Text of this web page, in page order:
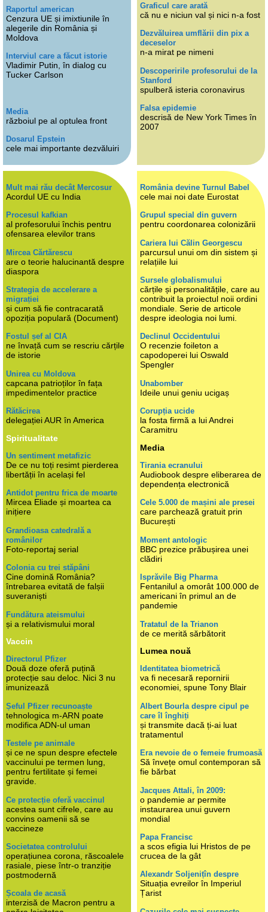
Raportul american
Cenzura UE și imixtiunile în
alegerile din România și
Moldova
Interviul care a făcut istorie
Vladimir Putin, în dialog cu
Tucker Carlson
Media
războiul pe al optulea front
Dosarul Epstein
cele mai importante dezvăluiri
Graficul care arată
că nu e niciun val și nici n-a fost
Dezvăluirea umflării din pix a
deceselor
n-a mirat pe nimeni
Descoperirile profesorului de la
Stanford
spulberă isteria coronavirus
Falsa epidemie
descrisă de New York Times în
2007
Mult mai rău decât Mercosur
Acordul UE cu India
Procesul kafkian
al profesorului închis pentru
ofensarea elevilor trans
Mircea Cărtărescu
are o teorie halucinantă despre
diaspora
Strategia de accelerare a
migrației
și cum să fie contracarată
opoziția populară (Document)
Fostul șef al CIA
ne învață cum se rescriu cărțile
de istorie
Unirea cu Moldova
capcana patrioților în fața
impedimentelor practice
Rătăcirea
delegației AUR în America
Spiritualitate
Un sentiment metafizic
De ce nu toți resimt pierderea
libertății în același fel
Antidot pentru frica de moarte
Mircea Eliade și moartea ca
inițiere
Grandioasa catedrală a
românilor
Foto-reportaj serial
Colonia cu trei stăpâni
Cine domină România?
întrebarea evitată de falșii
suveraniști
Fundătura ateismului
și a relativismului moral
Vaccin
Directorul Pfizer
Două doze oferă puțină
protecție sau deloc. Nici 3 nu
imunizează
Șeful Pfizer recunoaște
tehnologica m-ARN poate
modifica ADN-ul uman
Testele pe animale
și ce ne spun despre efectele
vaccinului pe termen lung,
pentru fertilitate și femei
gravide.
Ce protecție oferă vaccinul
acestea sunt cifrele, care au
convins oamenii să se
vaccineze
Societatea controlului
operațiunea corona, răscoalele
rasiale, piese într-o tranziție
postmodernă
Școala de acasă
interzisă de Macron pentru a
România devine Turnul Babel
cele mai noi date Eurostat
Grupul special din guvern
pentru coordonarea colonizării
Cariera lui Călin Georgescu
parcursul unui om din sistem și
relațiile lui
Sursele globalismului
cărțile și personalitățile, care au
contribuit la proiectul noii ordini
mondiale. Serie de articole
despre ideologia noi lumi.
Declinul Occidentului
O recenzie foileton a
capodoperei lui Oswald
Spengler
Unabomber
Ideile unui geniu ucigaș
Corupția ucide
la fosta firmă a lui Andrei
Caramitru
Media
Tirania ecranului
Audiobook despre eliberarea de
dependența electronică
Cele 5.000 de mașini ale presei
care parchează gratuit prin
București
Moment antologic
BBC prezice prăbușirea unei
clădiri
Isprăvile Big Pharma
Fentanilul a omorât 100.000 de
americani în primul an de
pandemie
Tratatul de la Trianon
de ce merită sărbătorit
Lumea nouă
Identitatea biometrică
va fi necesară repornirii
economiei, spune Tony Blair
Albert Bourla despre cipul pe
care îl înghiți
și transmite dacă ți-ai luat
tratamentul
Era nevoie de o femeie frumoasă
Să învețe omul contemporan să
fie bărbat
Jacques Attali, în 2009:
o pandemie ar permite
instaurarea unui guvern
mondial
Papa Francisc
a scos efigia lui Hristos de pe
crucea de la gât
Alexandr Soljenițîn despre
Situația evreilor în Imperiul
Țarist